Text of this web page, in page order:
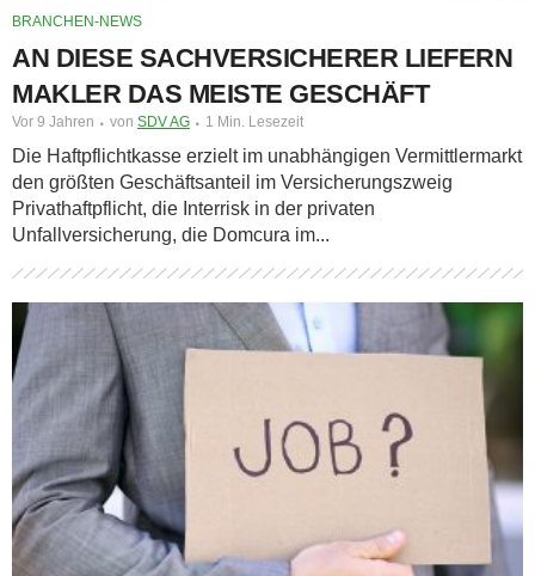
BRANCHEN-NEWS
AN DIESE SACHVERSICHERER LIEFERN
MAKLER DAS MEISTE GESCHÄFT
Vor 9 Jahren von SDV AG 1 Min. Lesezeit
Die Haftpflichtkasse erzielt im unabhängigen Vermittlermarkt
den größten Geschäftsanteil im Versicherungszweig
Privathaftpflicht, die Interrisk in der privaten
Unfallversicherung, die Domcura im...